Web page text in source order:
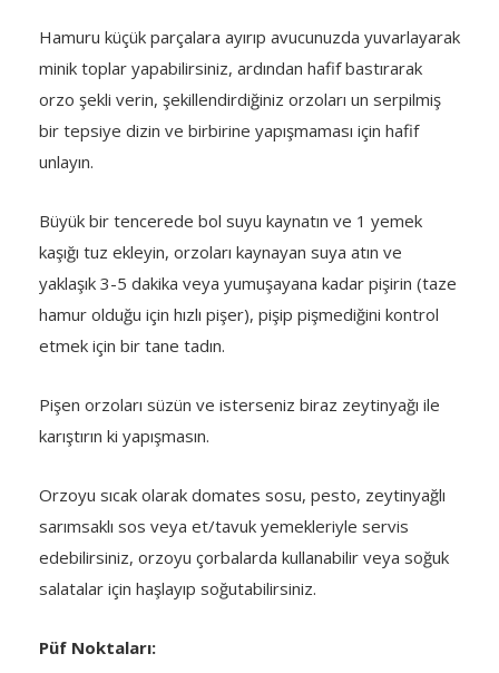
Hamuru küçük parçalara ayırıp avucunuzda yuvarlayarak
minik toplar yapabilirsiniz, ardından hafif bastırarak
orzo şekli verin, şekillendirdiğiniz orzoları un serpilmiş
bir tepsiye dizin ve birbirine yapışmaması için hafif
unlayın.
Büyük bir tencerede bol suyu kaynatın ve 1 yemek
kaşığı tuz ekleyin, orzoları kaynayan suya atın ve
yaklaşık 3-5 dakika veya yumuşayana kadar pişirin (taze
hamur olduğu için hızlı pişer), pişip pişmediğini kontrol
etmek için bir tane tadın.
Pişen orzoları süzün ve isterseniz biraz zeytinyağı ile
karıştırın ki yapışmasın.
Orzoyu sıcak olarak domates sosu, pesto, zeytinyağlı
sarımsaklı sos veya et/tavuk yemekleriyle servis
edebilirsiniz, orzoyu çorbalarda kullanabilir veya soğuk
salatalar için haşlayıp soğutabilirsiniz.
Püf Noktaları: